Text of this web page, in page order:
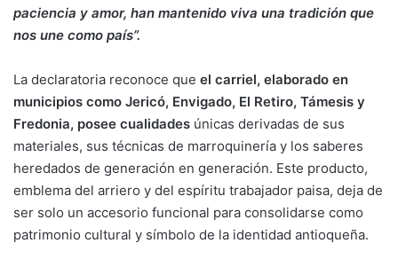
paciencia y amor, han mantenido viva una tradición que
nos une como país”.
La declaratoria reconoce que el carriel, elaborado en
municipios como Jericó, Envigado, El Retiro, Támesis y
Fredonia, posee cualidades únicas derivadas de sus
materiales, sus técnicas de marroquinería y los saberes
heredados de generación en generación. Este producto,
emblema del arriero y del espíritu trabajador paisa, deja de
ser solo un accesorio funcional para consolidarse como
patrimonio cultural y símbolo de la identidad antioqueña.